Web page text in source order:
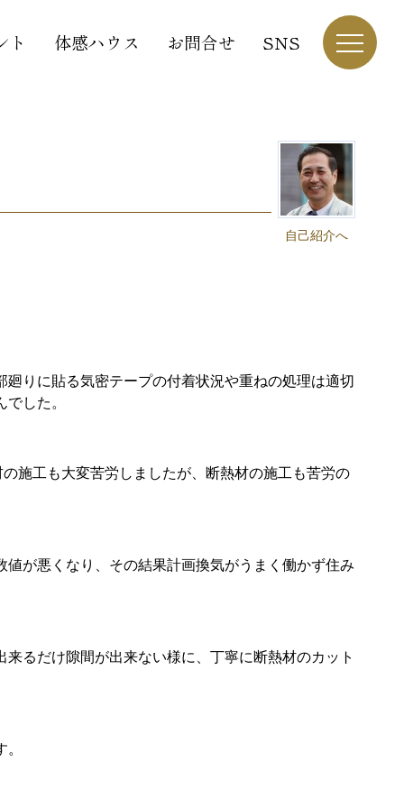
ト 体感ハウス お問合せ SNS
自己紹介へ
りに貼る気密テープの付着状況や重ねの処理は適切
した。
施工も大変苦労しましたが、断熱材の施工も苦労の
が悪くなり、その結果計画換気がうまく働かず住み
るだけ隙間が出来ない様に、丁寧に断熱材のカット